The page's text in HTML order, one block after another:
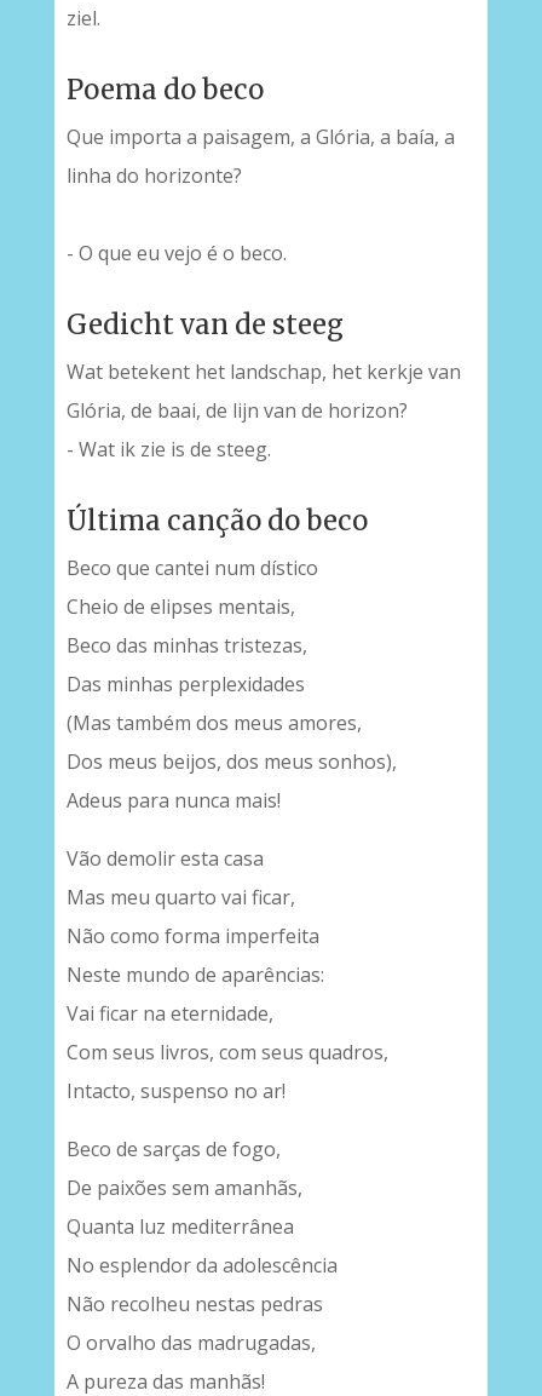
ziel.
Poema do beco
Que importa a paisagem, a Glória, a baía, a
linha do horizonte?
- O que eu vejo é o beco.
Gedicht van de steeg
Wat betekent het landschap, het kerkje van
Glória, de baai, de lijn van de horizon?
- Wat ik zie is de steeg.
Última canção do beco
Beco que cantei num dístico
Cheio de elipses mentais,
Beco das minhas tristezas,
Das minhas perplexidades
(Mas também dos meus amores,
Dos meus beijos, dos meus sonhos),
Adeus para nunca mais!
Vão demolir esta casa
Mas meu quarto vai ficar,
Não como forma imperfeita
Neste mundo de aparências:
Vai ficar na eternidade,
Com seus livros, com seus quadros,
Intacto, suspenso no ar!
Beco de sarças de fogo,
De paixões sem amanhãs,
Quanta luz mediterrânea
No esplendor da adolescência
Não recolheu nestas pedras
O orvalho das madrugadas,
A pureza das manhãs!